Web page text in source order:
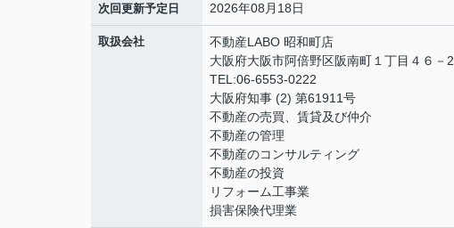
次回更新予定日 2026年08月18日
取扱会社
不動産LABO 昭和町店
大阪府大阪市阿倍野区阪南町１丁目４６－2
TEL:06-6553-0222
大阪府知事 (2) 第61911号
不動産の売買、賃貸及び仲介
不動産の管理
不動産のコンサルティング
不動産の投資
リフォーム工事業
損害保険代理業